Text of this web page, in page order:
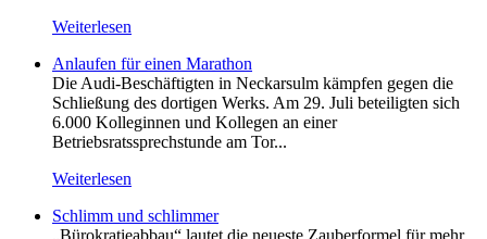
Weiterlesen
Anlaufen für einen Marathon
Die Audi-Beschäftigten in Neckarsulm kämpfen gegen die
Schließung des dortigen Werks. Am 29. Juli beteiligten sich
6.000 Kolleginnen und Kollegen an einer
Betriebsratssprechstunde am Tor...
Weiterlesen
Schlimm und schlimmer
„Bürokratieabbau“ lautet die neueste Zauberformel für mehr